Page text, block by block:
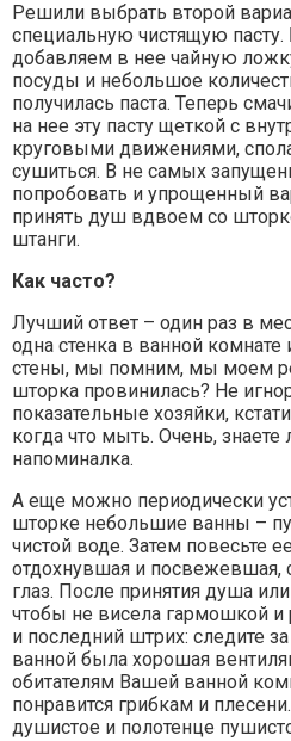
Решили выбрать второй
специальную чистящую
добавляем в нее чайную
посуды и небольшое
получилась паста. Теперь
на нее эту пасту щеткой с
круговыми движениями,
сушиться. В не самых
попробовать и упрощенный
принять душ вдвоем со
штанги.
Как часто?
Лучший ответ – один раз в
одна стенка в ванной
стены, мы помним, мы моем
шторка провинилась? Не
показательные хозяйки,
когда что мыть. Очень,
напоминалка.
А еще можно периодически
шторке небольшие ванны –
чистой воде. Затем повесьте
отдохнувшая и посвежевшая,
глаз. После принятия душа
чтобы не висела гармошкой
и последний штрих: следите
ванной была хорошая
обитателям Вашей ванной
понравится грибкам и
душистое и полотенце